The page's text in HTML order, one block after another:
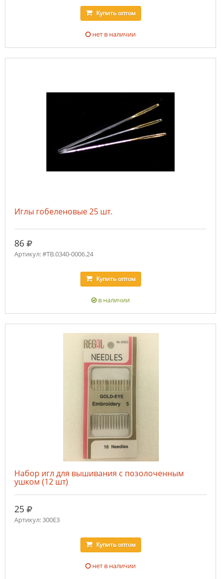
Купитьоптом
нет в наличии
Иглы гобеленовые 25 шт.
86 руб.
Артикул: #ТВ.0340-0006.24
Купитьоптом
в наличии
Набор игл для вышивания с позолоченным
ушком (12 шт)
25 руб.
Артикул: 300E3
Купитьоптом
нет в наличии